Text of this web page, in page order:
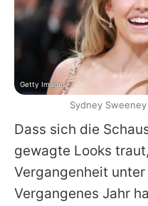
Dass sich die
gewagte Looks
Vergangenheit
Vergangenes Jahr
Getty Images
Sydney